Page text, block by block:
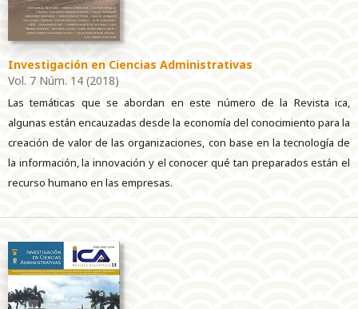
Investigación en Ciencias Administrativas
Vol. 7 Núm. 14 (2018)
Las temáticas que se abordan en este número de la Revista ica,
algunas están encauzadas desde la economía del conocimiento para la
creación de valor de las organizaciones, con base en la tecnología de
la información, la innovación y el conocer qué tan preparados están el
recurso humano en las empresas.